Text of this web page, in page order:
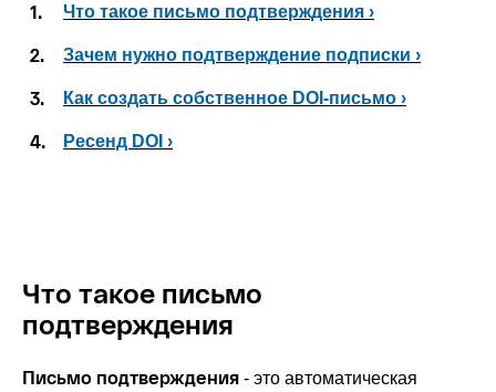
1. Что такое письмо подтверждения ›
2. Зачем нужно подтверждение подписки ›
3. Как создать собственное DOI-письмо ›
4. Ресенд DOI ›
Что такое письмо
подтверждения
Письмо подтверждения - это автоматическая